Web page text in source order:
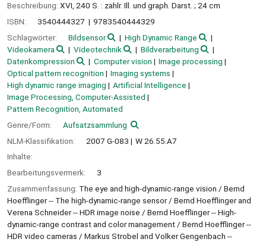
Beschreibung: XVI, 240 S. : zahlr. Ill. und graph. Darst. ; 24 cm
ISBN:
3540444327
9783540444329
Schlagwörter:
Bildsensor
High Dynamic Range
Videokamera
Videotechnik
Bildverarbeitung
Datenkompression
Computer vision
Image processing
Optical pattern recognition
Imaging systems
High dynamic range imaging
Artificial Intelligence
Image Processing, Computer-Assisted
Pattern Recognition, Automated
Genre/Form:
Aufsatzsammlung
NLM-Klassifikation:
2007 G-083
W 26.55.A7
Inhalte:
Bearbeitungsvermerk:
3
Zusammenfassung: The eye and high-dynamic-range vision / Bernd
Hoefflinger -- The high-dynamic-range sensor / Bernd Hoefflinger and
Verena Schneider -- HDR image noise / Bernd Hoefflinger -- High-
dynamic-range contrast and color management / Bernd Hoefflinger --
HDR video cameras / Markus Strobel and Volker Gengenbach --